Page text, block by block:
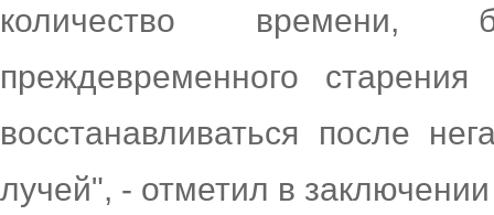
количество времени,
преждевременного
восстанавливаться после
лучей", - отметил в